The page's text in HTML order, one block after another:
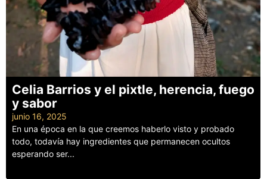
Celia Barrios y el pixtle, herencia, fuego
y sabor
junio 16, 2025
En una época en la que creemos haberlo visto y probado
todo, todavía hay ingredientes que permanecen ocultos
esperando ser...